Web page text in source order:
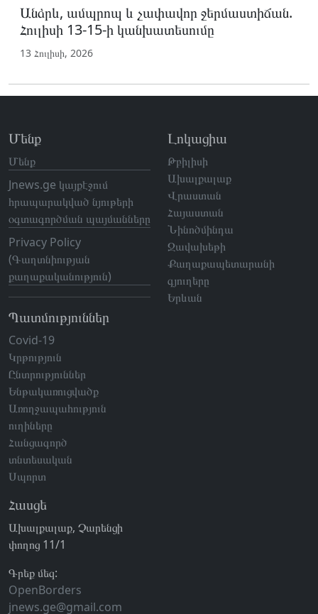
Անձրև, ամպրոպ և չափավոր ջերմաստիճան.
Հուլիսի 13-15-ի կանխատեսումը
13 Հուլիսի, 2026
Մենք
Մենք
Jnews.ge կայքէջում
հրապարակված նյութերի
օգտագործման պայմանները
Privacy Policy
(Գաղտնիության
քաղաքականություն)
Պատմություններ
Covid-19
Կրթություն
Ընտրություններ
Ենթակառուցվածք
Առողջապահություն
ուղիները
Հանցագործ
տնտեսական
Սպորտ
Լոկացիա
Թբիլիսի
Ախալքալաք
Վրաստան
Հայաստան
Նինոծմինդա
Ջավախեթի
Քաղաքապետարանի
գյուղերը
Երևան
Հասցե
Ախալքալաք, Չարենցի
փողոց 11/1
Գրեք մեզ:
OpenBorders
jnews.ge@gmail.com